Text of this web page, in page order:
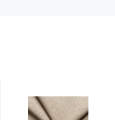
Potahová
Kód: ENJOY-NEW-
LUX-02
8595721061789
198 Kč
Skladem 0.4
Složení